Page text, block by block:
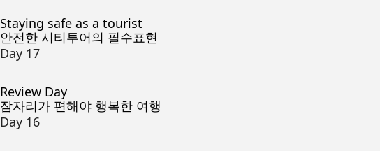
Staying safe as a tourist
안전한 시티투어의 필수표현
Day 17
Review Day
잠자리가 편해야 행복한 여행
Day 16